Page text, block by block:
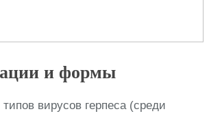
и формы
вирусов герпеса (среди